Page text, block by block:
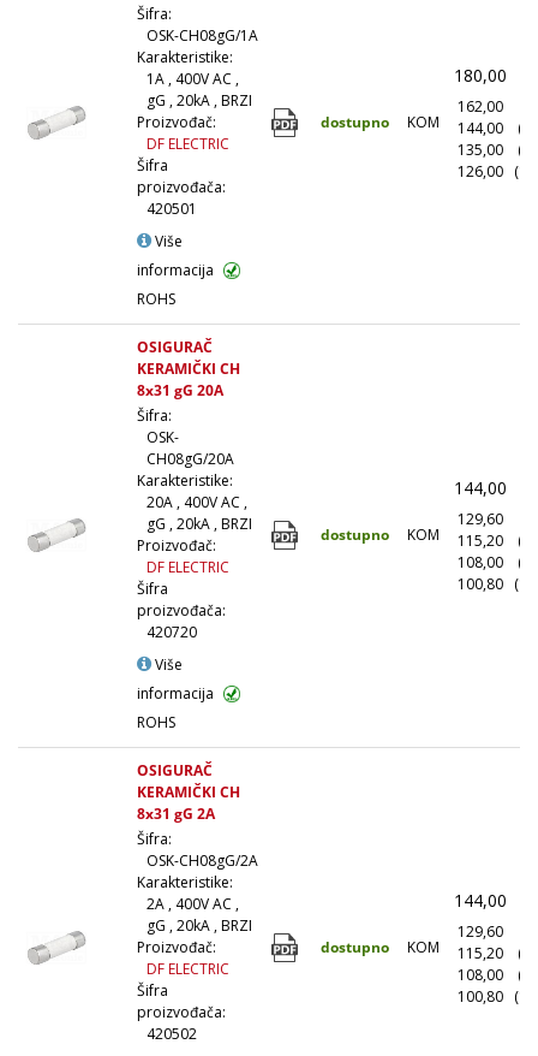
Šifra:
OSK-CH08gG/1A
Karakteristike:
1A , 400V AC ,
gG , 20kA , BRZI
Proizvođač:
DF ELECTRIC
Šifra
proizvođača:
420501
Više
informacija
ROHS
dostupno KOM
180,00
162,00
144,00
135,00
126,00
OSIGURAČ
KERAMIČKI CH
8x31 gG 20A
Šifra:
OSK-
CH08gG/20A
Karakteristike:
20A , 400V AC ,
gG , 20kA , BRZI
Proizvođač:
DF ELECTRIC
Šifra
proizvođača:
420720
Više
informacija
ROHS
dostupno KOM
144,00
129,60
115,20
108,00
100,80
OSIGURAČ
KERAMIČKI CH
8x31 gG 2A
Šifra:
OSK-CH08gG/2A
Karakteristike:
2A , 400V AC ,
gG , 20kA , BRZI
Proizvođač:
DF ELECTRIC
Šifra
proizvođača:
420502
dostupno KOM
144,00
129,60
115,20
108,00
100,80